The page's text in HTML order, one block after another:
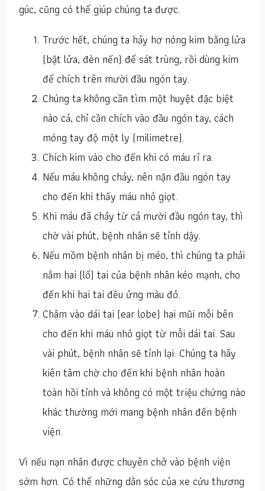
gúc, cũng có thể giúp chúng ta được.
Trước hết, chúng ta hảy hơ nóng kim bằng lửa
(bật lửa, đèn nến) để sát trùng, rồi dùng kim
để chích trên mười đầu ngón tay.
Chúng ta không cần tìm một huyệt đặc biệt
nào cả, chỉ cần chích vào đầu ngón tay, cách
móng tay độ một ly (milimetre).
Chích kim vào cho đến khi có máu rỉ ra.
Nếu máu không chảy, nên nặn đầu ngón tay
cho đến khi thấy máu nhỏ giọt.
Khi máu đã chảy từ cả mười đầu ngón tay, thì
chờ vài phút, bệnh nhân sẽ tỉnh dậy.
Nếu mồm bệnh nhân bị méo, thì chúng ta phải
nắm hai (lổ) tai của bệnh nhân kéo mạnh, cho
đến khi hai tai đều ửng màu đỏ.
Châm vào dái tai (ear lobe) hai mũi mỗi bên
cho đến khi máu nhỏ giọt từ mỗi dái tai. Sau
vài phút, bệnh nhân sẽ tỉnh lại. Chúng ta hãy
kiên tâm chờ cho đến khi bệnh nhân hoàn
toàn hồi tỉnh và không có một triệu chứng nào
khác thường mới mang bệnh nhân đến bệnh
viện.
Vì nếu nạn nhân được chuyên chở vào bệnh viện
sớm hơn. Có thể những dằn sóc của xe cứu thương